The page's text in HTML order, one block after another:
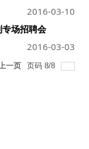
2016-03-10
场招聘会
2016-03-03
一页 页码 8/8